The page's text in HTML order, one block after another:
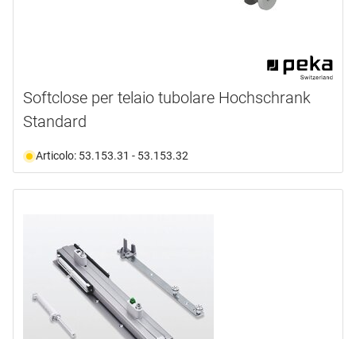
Softclose per telaio tubolare Hochschrank
Standard
Articolo: 53.153.31 - 53.153.32